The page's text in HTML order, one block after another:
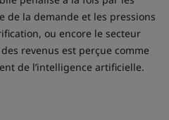
de la demande et les pressions
ou encore le secteur
revenus est perçue comme
de l’intelligence artificielle.